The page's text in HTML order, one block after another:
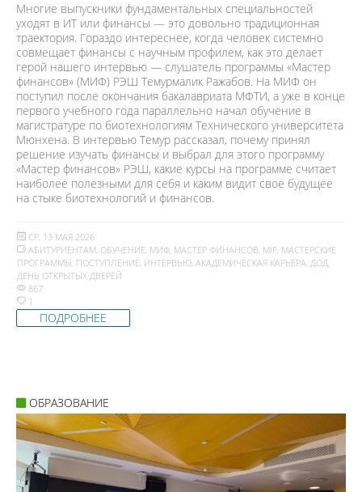
Многие выпускники фундаментальных специальностей
уходят в ИТ или финансы — это довольно традиционная
траектория. Гораздо интереснее, когда человек системно
совмещает финансы с научным профилем, как это делает
герой нашего интервью — слушатель программы «Мастер
финансов» (МИФ) РЭШ Темурмалик Ражабов. На МИФ он
поступил после окончания бакалавриата МФТИ, а уже в конце
первого учебного года параллельно начал обучение в
магистратуре по биотехнологиям Технического университета
Мюнхена. В интервью Темур рассказал, почему принял
решение изучать финансы и выбрал для этого программу
«Мастер финансов» РЭШ, какие курсы на программе считает
наиболее полезными для себя и каким видит свое будущее
на стыке биотехнологий и финансов.
СР, 13 МАЯ 2026
АБИТУРИЕНТАМ, ОБУЧЕНИЕ, МИФ, МАСТЕР ФИНАНСОВ, MIF, МАСТЕРСКИЕ
ПРОГРАММЫ, ПОСТУПЛЕНИЕ, ИНТЕРВЬЮ, АКАДЕМИЧЕСКАЯ КАРЬЕРА, ДОД,
ДЕНЬ ОТКРЫТЫХ ДВЕРЕЙ
867
1
ПОДРОБНЕЕ
ОБРАЗОВАНИЕ